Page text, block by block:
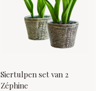
Siertulpen set van 2
Zéphine